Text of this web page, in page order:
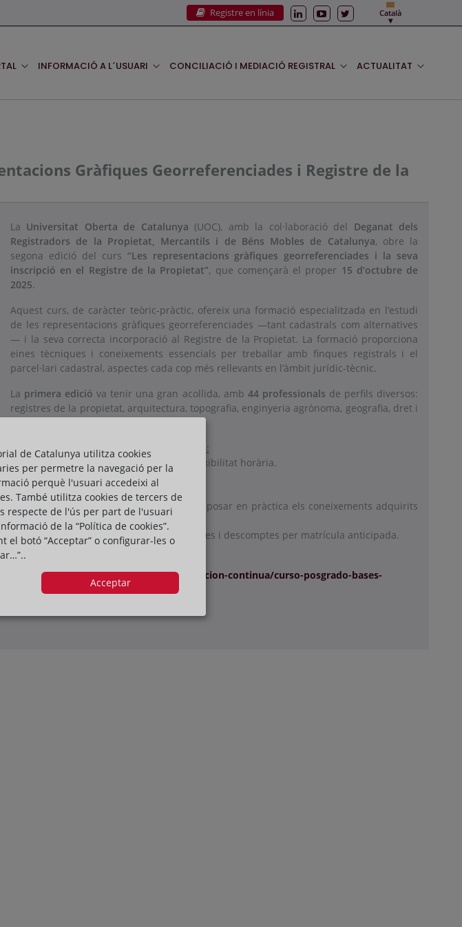
Registre en línia Català
INFORMACIÓ A L´USUARI CONCILIACIÓ I MEDIACIÓ REGISTRAL ACTUALITAT
Gràfiques Georreferenciades i Registre de la
La Universitat Oberta de Catalunya (UOC), amb la col·laboració del Deganat dels
Registradors de la Propietat, Mercantils i de Béns Mobles de Catalunya, obre la
segona edició del curs “Les representacions gràfiques georreferenciades i la seva
inscripció en el Registre de la Propietat”, que començarà el proper 15 d’octubre de
2025.
Aquest curs, de caràcter teòric-pràctic, ofereix una formació especialitzada en l’estudi
de les representacions gràfiques georreferenciades —tant cadastrals com alternatives
— i la seva correcta incorporació al Registre de la Propietat. La formació proporciona
eines tècniques i coneixements essencials per treballar amb finques registrals i el
parcel·lari cadastral, aspectes cada cop més rellevants en l’àmbit jurídic-tècnic.
La primera edició va tenir una gran acollida, amb 44 professionals de perfils diversos:
registres de la propietat, arquitectura, topografia, enginyeria agrònoma, geografia, dret i
Característiques destacades del programa:
: 100% en línia, que permet flexibilitat horària.
Inici del curs
: 15 d’octubre de 2025.
•4 crèdits ECTS
Programa teoricopràctic
: Dissenyat per posar en pràctica els coneixements adquirits
des del primer dia.
•Descomptes
: Ajudes econòmiques, beques i descomptes per matrícula anticipada.
Informació i inscripcions
https://www.uoc.edu/es/estudios/formacion-continua/curso-posgrado-bases-
graficas-registrales-cartografia-catastral
de Catalunya utilitza cookies
per permetre la navegació per la
perquè l'usuari accedeixi al
També utilitza cookies de tercers de
respecte de l'ús per part de l'usuari
de la “Política de cookies”.
el botó “Acceptar” o configurar-les o
Acceptar